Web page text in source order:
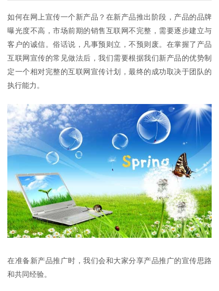
如何在网上宣传一个新产品？在新产品推出阶段，产品的品牌
曝光度不高，市场前期的销售互联网不完整，需要逐步建立与
客户的诚信。俗话说，凡事预则立，不预则废。在掌握了产品
互联网宣传的常见做法后，我们需要根据我们新产品的优势制
定一个相对完整的互联网宣传计划，最终的成功取决于团队的
执行能力。
在准备新产品推广时，我们会和大家分享产品推广的宣传思路
和共同经验。